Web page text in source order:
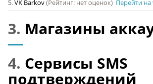
5.VK Barkov(Рейтинг: нет оценок) Перейти
3. Магазины
4. Сервисы SMS
подтверждений